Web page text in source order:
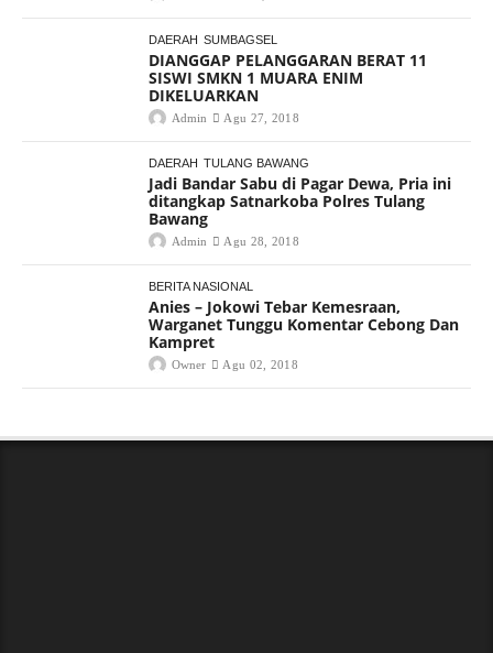
DAERAH SUMBAGSEL
DIANGGAP PELANGGARAN BERAT 11
SISWI SMKN 1 MUARA ENIM
DIKELUARKAN
Admin Agu 27, 2018
DAERAH TULANG BAWANG
Jadi Bandar Sabu di Pagar Dewa, Pria ini
ditangkap Satnarkoba Polres Tulang
Bawang
Admin Agu 28, 2018
BERITA NASIONAL
Anies – Jokowi Tebar Kemesraan,
Warganet Tunggu Komentar Cebong Dan
Kampret
Owner Agu 02, 2018